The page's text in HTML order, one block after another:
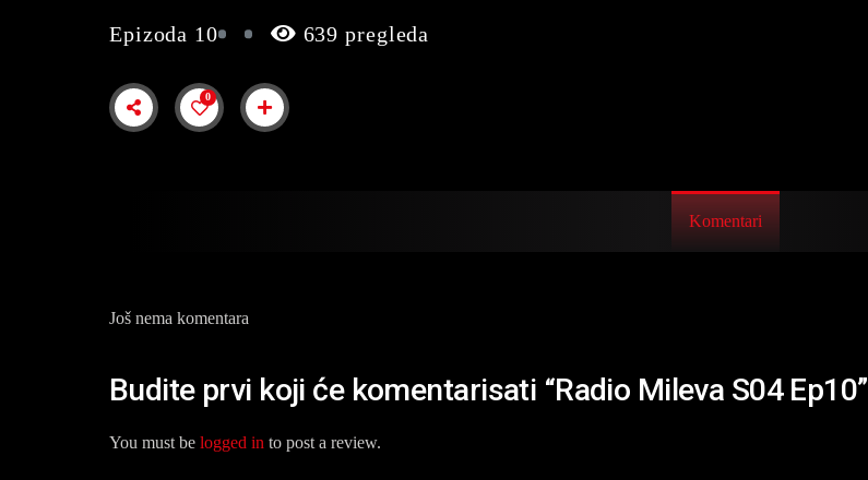
Epizoda 10 639 pregleda
0
Komentari
Još nema komentara
Budite prvi koji će komentarisati “Radio Mileva S04 Ep10”
You must be logged in to post a review.